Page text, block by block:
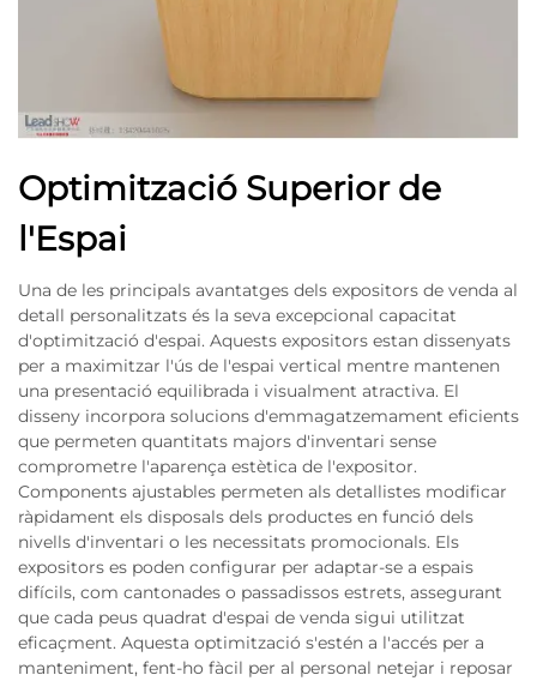
Optimització Superior de
l'Espai
Una de les principals avantatges dels expositors de venda al
detall personalitzats és la seva excepcional capacitat
d'optimització d'espai. Aquests expositors estan dissenyats
per a maximitzar l'ús de l'espai vertical mentre mantenen
una presentació equilibrada i visualment atractiva. El
disseny incorpora solucions d'emmagatzemament eficients
que permeten quantitats majors d'inventari sense
comprometre l'aparença estètica de l'expositor.
Components ajustables permeten als detallistes modificar
ràpidament els disposals dels productes en funció dels
nivells d'inventari o les necessitats promocionals. Els
expositors es poden configurar per adaptar-se a espais
difícils, com cantonades o passadissos estrets, assegurant
que cada peus quadrat d'espai de venda sigui utilitzat
eficaçment. Aquesta optimització s'estén a l'accés per a
manteniment, fent-ho fàcil per al personal netejar i reposar